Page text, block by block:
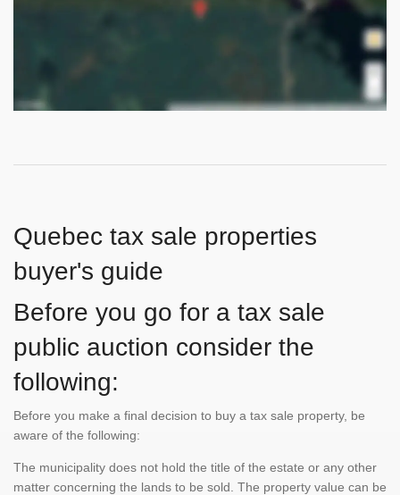
Quebec tax sale properties
buyer's guide
Before you go for a tax sale
public auction consider the
following:
Before you make a final decision to buy a tax sale property, be
aware of the following:
The municipality does not hold the title of the estate or any other
matter concerning the lands to be sold. The property value can be